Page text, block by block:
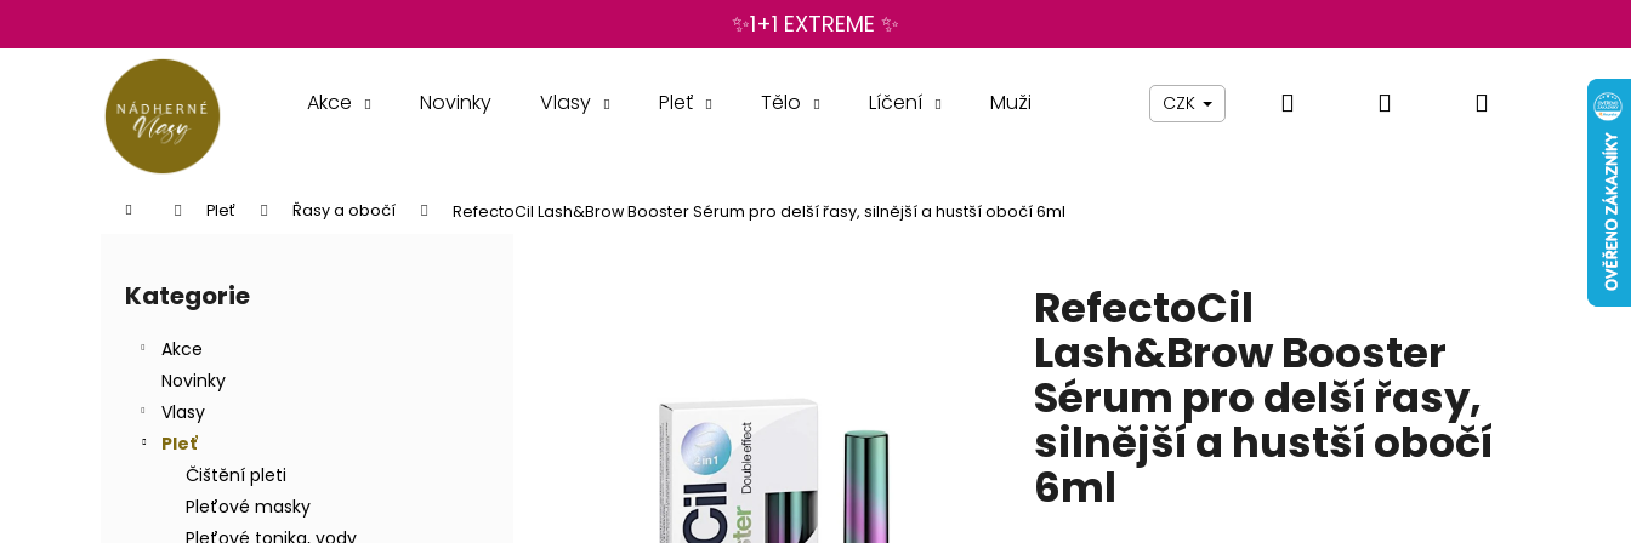
obsah
✨1+1 EXTREME ✨
Akce Novinky Vlasy Pleť Tělo Líčení Muži Beauty By Simona Pomůcky Nábytek
CZK Hledat PřihlášeníNákupní
Domů Pleť Řasy a obočí RefectoCil Lash&Brow Booster Sérum pro delší řasy, silnější a hustší obočí 6ml
Přeskočit
kategorie
Kategorie
Akce
Novinky
Vlasy
Pleť
Čištění pleti
Pleťové masky
Pleťové tonika, vody
RefectoCil
Lash&Brow Booster
Sérum pro delší řasy,
silnější a hustší obočí
6ml
o
obchodu
obchodu
HLEDAT